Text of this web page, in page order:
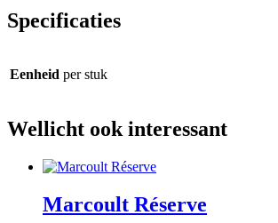
Specificaties
Eenheid per stuk
Wellicht ook interessant
Marcoult Réserve